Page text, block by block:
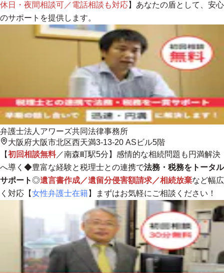
休日・夜間相談可／電話相談も対応】あなたの盾として、安心
のサポートを提供します。
弁護士法人アワーズ共同法律事務所
大阪府大阪市北区西天満3-13-20 ASビル5階
【初回相談無料／南森町駅5分】感情的な相続問題も円満解決
へ導く◆豊富な経験と税理士との連携で法務・税務をトータル
サポート◎遺言書作成／遺留分侵害額請求／相続放棄など幅広
く対応【女性弁護士在籍】まずはお気軽にご相談ください！